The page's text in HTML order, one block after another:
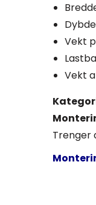
Vekt
Vekt
Trenger